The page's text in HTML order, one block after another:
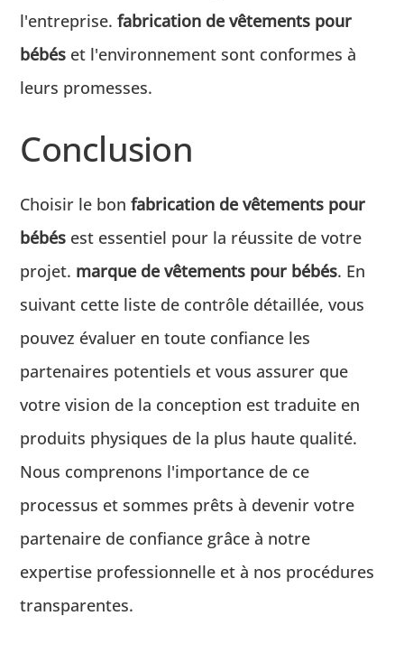
l'entreprise.fabrication de vêtements pour
bébés et l'environnement sont conformes à
leurs promesses.
Conclusion
Choisir le bonfabrication de vêtements pour
bébés est essentiel pour la réussite de votre
projet. marque de vêtements pour bébés. En
suivant cette liste de contrôle détaillée, vous
pouvez évaluer en toute confiance les
partenaires potentiels et vous assurer que
votre vision de la conception est traduite en
produits physiques de la plus haute qualité.
Nous comprenons l'importance de ce
processus et sommes prêts à devenir votre
partenaire de confiance grâce à notre
expertise professionnelle et à nos procédures
transparentes.